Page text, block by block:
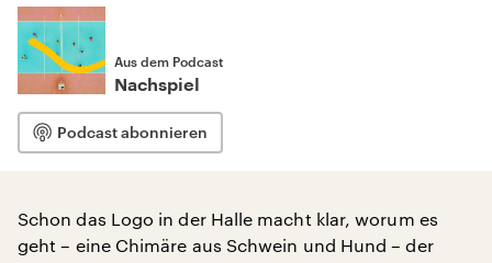
Aus dem Podcast
Nachspiel
Podcast abonnieren
Schon das Logo in der Halle macht klar, worum es
geht – eine Chimäre aus Schwein und Hund – der